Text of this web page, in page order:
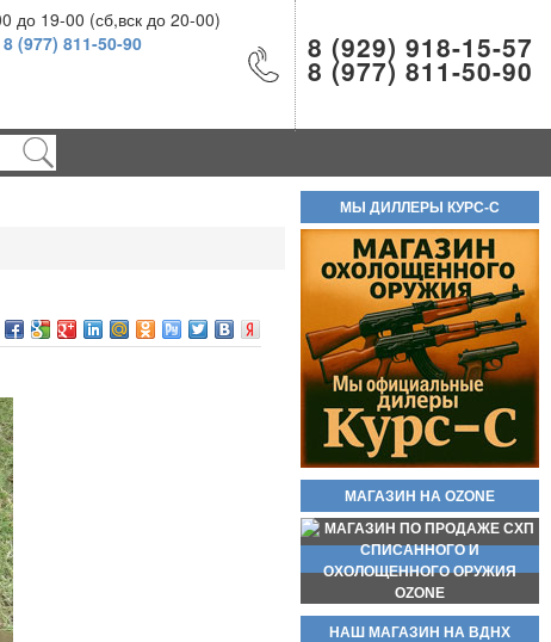
до 19-00 (сб,вск до 20-00)
8 (977) 811-50-90 8 (929) 918-15-57
8 (977) 811-50-90
МЫ ДИЛЛЕРЫ КУРС-С
МАГАЗИН НА OZONE
НАШ МАГАЗИН НА ВДНХ
200руб.
Новинка стреляющий револьвер
Бульдог Курс С кал. 5.6/16 КСОИ
(без лицензии). Вороненые! Есть
ОПТ!! В полном комплекте!
Самовывоз доступен по трем
адресам.
55 000руб.
Баллон СО2 Quarta 12гр.
60руб.